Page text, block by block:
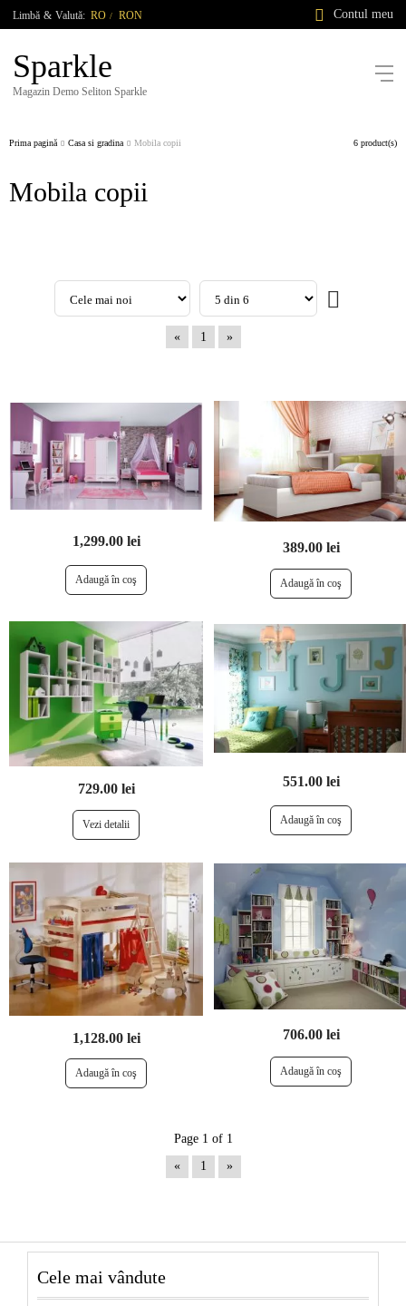
Limbă & Valută: RO / RON Contul meu
Sparkle
Magazin Demo Seliton Sparkle
Prima pagină Casa si gradina Mobila copii 6 product(s)
Mobila copii
« 1 »
1,299.00 lei 389.00 lei
729.00 lei
Vezi detalii
551.00 lei
1,128.00 lei 706.00 lei
Page 1 of 1
« 1 »
Cele mai vândute